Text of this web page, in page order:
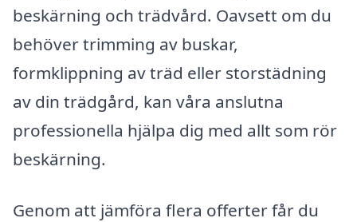
beskärning och trädvård. Oavsett om du
behöver trimming av buskar,
formklippning av träd eller storstädning
av din trädgård, kan våra anslutna
professionella hjälpa dig med allt som rör
beskärning.
Genom att jämföra flera offerter får du